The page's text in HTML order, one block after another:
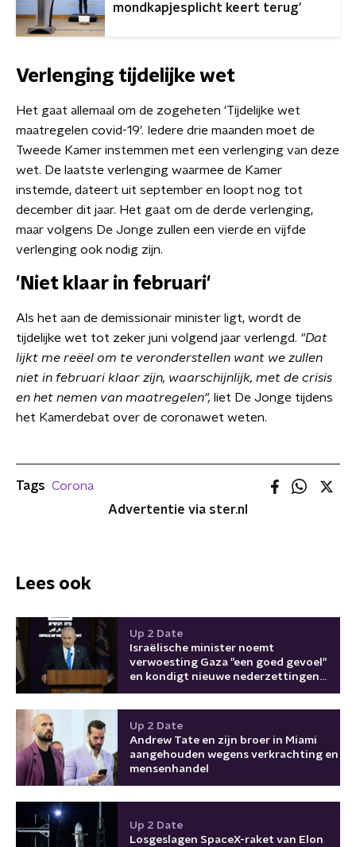
mondkapjesplicht keert terug'
Verlenging tijdelijke wet
Het gaat allemaal om de zogeheten 'Tijdelijke wet
maatregelen covid-19'. Iedere drie maanden moet de
Tweede Kamer instemmen met een verlenging van deze
wet. De laatste verlenging waarmee de Kamer
instemde, dateert uit september en loopt nog tot
december dit jaar. Het gaat om de derde verlenging,
maar volgens De Jonge zullen een vierde en vijfde
verlenging ook nodig zijn.
'Niet klaar in februari'
Als het aan de demissionair minister ligt, wordt de
tijdelijke wet tot zeker juni volgend jaar verlengd. "Dat
lijkt me reëel om te veronderstellen want we zullen
niet in februari klaar zijn, waarschijnlijk, met de crisis
en het nemen van maatregelen", liet De Jonge tijdens
het Kamerdebat over de coronawet weten.
Tags Corona
Advertentie via ster.nl
Lees ook
Up 2 Date
Israëlische minister noemt
verwoesting Gaza "een goed gevoel"
en kondigt nieuwe nederzettingen
Up 2 Date
Andrew Tate en zijn broer in Miami
aangehouden wegens verkrachting en
mensenhandel
Up 2 Date
Losgeslagen SpaceX-raket van Elon